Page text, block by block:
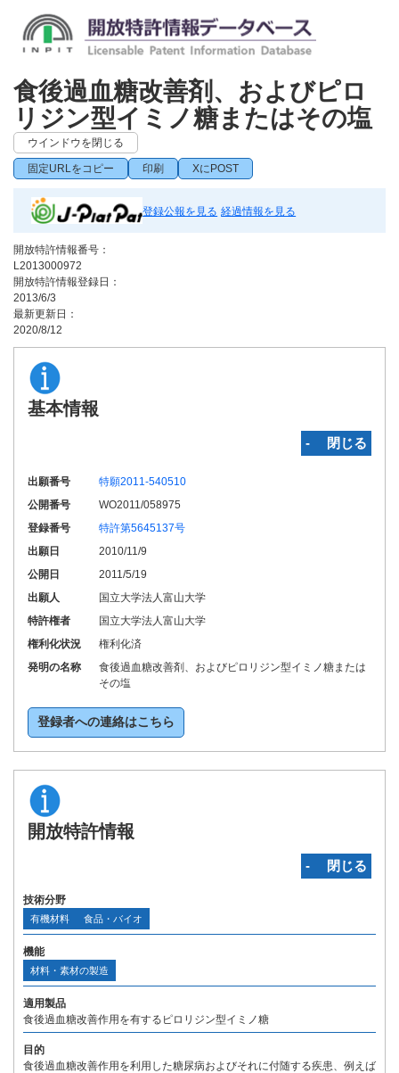
食後過血糖改善剤、およびピロ
リジン型イミノ糖またはその塩
ウインドウを閉じる
固定URLをコピー 印刷 XにPOST
登録公報を見る 経過情報を見る
開放特許情報番号：
L2013000972
開放特許情報登録日：
2013/6/3
最新更新日：
2020/8/12
基本情報
‐ 閉じる
出願番号
特願2011-540510
公開番号
WO2011/058975
登録番号
特許第5645137号
出願日
2010/11/9
公開日
2011/5/19
出願人
国立大学法人富山大学
特許権者
国立大学法人富山大学
権利化状況
権利化済
発明の名称
食後過血糖改善剤、およびピロリジン型イミノ糖または
その塩
登録者への連絡はこちら
開放特許情報
‐ 閉じる
技術分野
有機材料 食品・バイオ
機能
材料・素材の製造
適用製品
食後過血糖改善作用を有するピロリジン型イミノ糖
目的
食後過血糖改善作用を利用した糖尿病およびそれに付随する疾患、例えば